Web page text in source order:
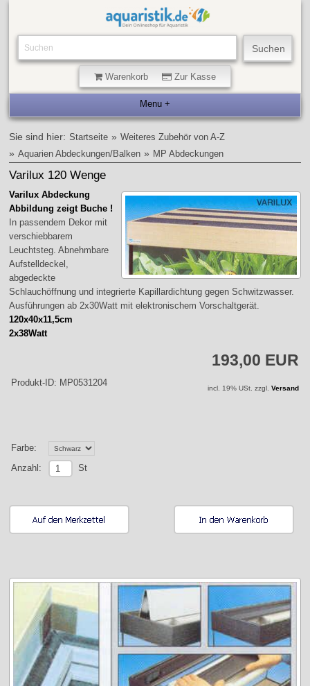
Warenkorb Zur Kasse
Sie sind hier: Startseite » Weiteres Zubehör von A-Z
» Aquarien Abdeckungen/Balken » MP Abdeckungen
Varilux 120 Wenge
Varilux Abdeckung
Abbildung zeigt Buche !
In passendem Dekor mit
verschiebbarem
Leuchtsteg. Abnehmbare
Aufstelldeckel,
abgedeckte
Schlauchöffnung und integrierte Kapillardichtung gegen Schwitzwasser.
Ausführungen ab 2x30Watt mit elektronischem Vorschaltgerät.
120x40x11,5cm
2x38Watt
193,00 EUR
Produkt-ID: MP0531204
incl. 19% USt. zzgl. Versand
Farbe:
Anzahl:
St